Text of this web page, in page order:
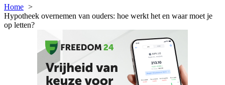
Home
Hypotheek overnemen van ouders: hoe werkt het en waar moet je
op letten?